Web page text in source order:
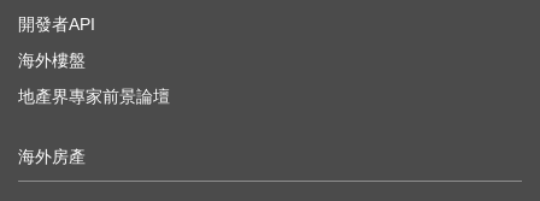
開發者API
海外樓盤
地產界專家前景論壇
海外房產